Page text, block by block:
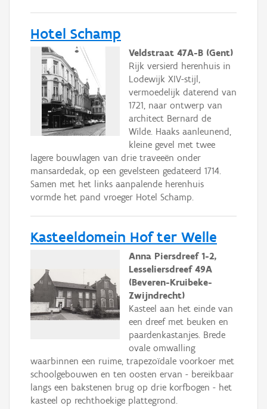
Hotel Schamp
Veldstraat 47A-B (Gent)
Rijk versierd herenhuis in
Lodewijk XIV-stijl,
vermoedelijk daterend van
1721, naar ontwerp van
architect Bernard de
Wilde. Haaks aanleunend,
kleine gevel met twee
lagere bouwlagen van drie traveeën onder
mansardedak, op een gevelsteen gedateerd 1714.
Samen met het links aanpalende herenhuis
vormde het pand vroeger Hotel Schamp.
Kasteeldomein Hof ter Welle
Anna Piersdreef 1-2,
Lesseliersdreef 49A
(Beveren-Kruibeke-
Zwijndrecht)
Kasteel aan het einde van
een dreef met beuken en
paardenkastanjes. Brede
ovale omwalling
waarbinnen een ruime, trapezoïdale voorkoer met
schoolgebouwen en ten oosten ervan - bereikbaar
langs een bakstenen brug op drie korfbogen - het
kasteel op rechthoekige plattegrond.